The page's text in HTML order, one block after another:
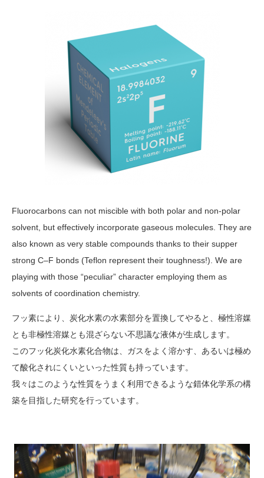
Fluorocarbons can not miscible with both polar and non-polar
solvent, but effectively incorporate gaseous molecules. They are
also known as very stable compounds thanks to their supper
strong C–F bonds (Teflon represent their toughness!). We are
playing with those “peculiar” character employing them as
solvents of coordination chemistry.
フッ素により、炭化水素の水素部分を置換してやると、極性溶媒
とも非極性溶媒とも混ざらない不思議な液体が生成します。
このフッ化炭化水素化合物は、ガスをよく溶かす、あるいは極め
て酸化されにくいといった性質も持っています。
我々はこのような性質をうまく利用できるような錯体化学系の構
築を目指した研究を行っています。